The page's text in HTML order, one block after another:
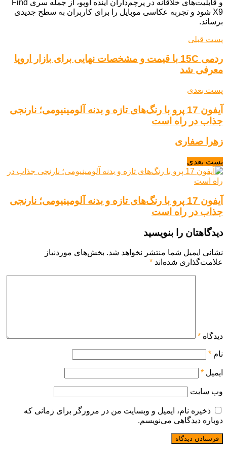
و قابلیت‌های خلاقانه در پرچم‌داران آینده اوپو، از جمله سری Find
X9 شود و تجربه عکاسی موبایل را برای کاربران به سطح جدیدی
برساند.
پست قبلی
ردمی 15C با قیمت و مشخصات نهایی برای بازار اروپا
معرفی شد
پست بعدی
آیفون 17 پرو با رنگ‌های تازه و بدنه آلومینیومی؛ نارنجی
جذاب در راه است
زهرا صفاری
پست بعدی
آیفون 17 پرو با رنگ‌های تازه و بدنه آلومینیومی؛ نارنجی
جذاب در راه است
دیدگاهتان را بنویسید
نشانی ایمیل شما منتشر نخواهد شد. بخش‌های موردنیاز
علامت‌گذاری شده‌اند *
دیدگاه *
نام *
ایمیل *
وب‌ سایت
ذخیره نام، ایمیل و وبسایت من در مرورگر برای زمانی که
دوباره دیدگاهی می‌نویسم.